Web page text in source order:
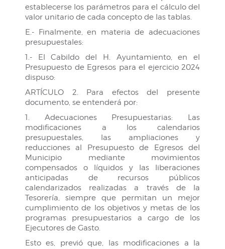
establecerse los parámetros para el cálculo del
valor unitario de cada concepto de las tablas.
E.- Finalmente, en materia de adecuaciones
presupuestales:
1.- El Cabildo del H. Ayuntamiento, en el
Presupuesto de Egresos para el ejercicio 2024
dispuso:
ARTÍCULO 2. Para efectos del presente
documento, se entenderá por:
1. Adecuaciones Presupuestarias: Las
modificaciones a los calendarios
presupuestales, las ampliaciones y
reducciones al Presupuesto de Egresos del
Municipio mediante movimientos
compensados o líquidos y las liberaciones
anticipadas de recursos públicos
calendarizados realizadas a través de la
Tesorería, siempre que permitan un mejor
cumplimiento de los objetivos y metas de los
programas presupuestarios a cargo de los
Ejecutores de Gasto.
Esto es, previó que, las modificaciones a la